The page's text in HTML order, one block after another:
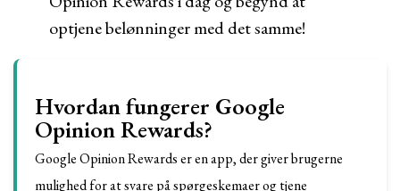
optjene belønninger med det samme!
Hvordan fungerer Google
Opinion Rewards?
Google Opinion Rewards er en app, der giver brugerne
mulighed for at svare på spørgeskemaer og tjene